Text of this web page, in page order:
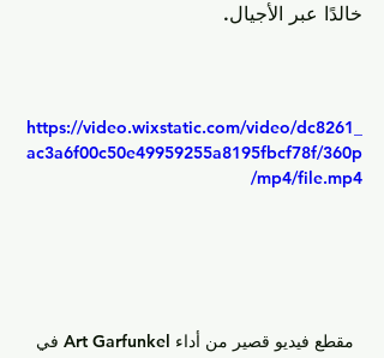
خالدًا عبر الأجيال.
https://video.wixstatic.com/video/dc8261_
ac3a6f00c50e49959255a8195fbcf78f/360p
/mp4/file.mp4
مقطع فيديو قصير من أداء Art Garfunkel في